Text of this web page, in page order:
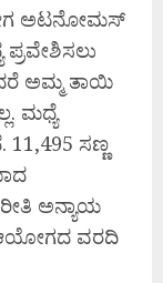
ಅಟನೋಮಸ್​
ಅಮ್ಮ ತಾಯಿ
ಮಧ್ಯೆ
11,495 ಸಣ್ಣ
ಅನ್ಯಾಯ
ಆಯೋಗದ ವರದಿ